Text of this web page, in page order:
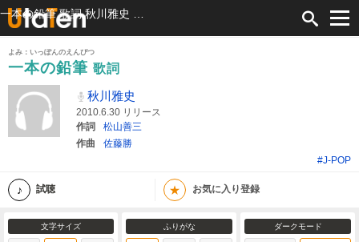
よみ：いっぽんのえんぴつ
一本の鉛筆 歌詞
秋川雅史
2010.6.30 リリース
作詞
松山善三
作曲
佐藤勝
#J-POP
試聴 ★ お気に入り登録
文字サイズ ふりがな ダークモード